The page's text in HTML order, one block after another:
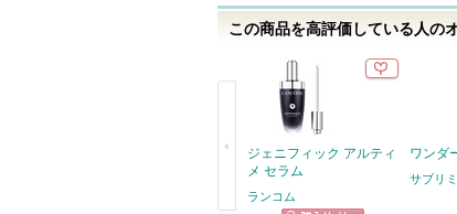
この商品を高評価している人の
ジェニフィック アルティ
メ セラム
ランコム
ワンダ
サブリ